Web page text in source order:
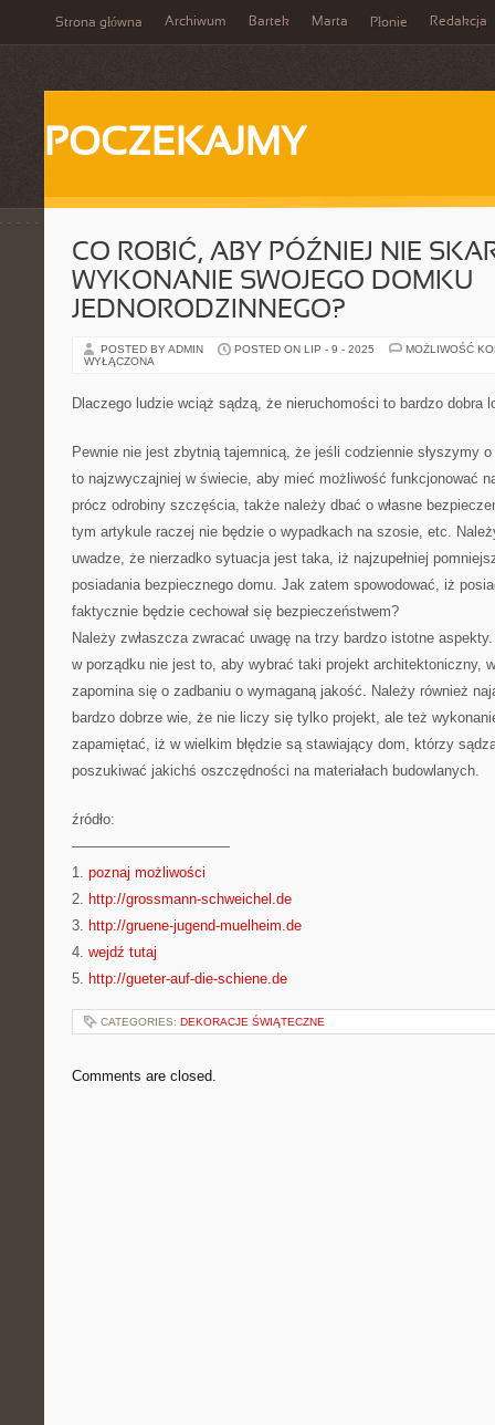
Strona główna Archiwum Bartek Marta Płonie Redakcja
POCZEKAJMY
CO ROBIĆ, ABY PÓŹNIEJ NIE
WYKONANIE SWOJEGO DOMKU
JEDNORODZINNEGO?
POSTED BY ADMIN POSTED ON LIP - 9 - 2025
MOŻLIWOŚĆ
WYŁĄCZONA
Dlaczego ludzie wciąż sądzą, że nieruchomości to bardzo dobra
Pewnie nie jest zbytnią tajemnicą, że jeśli codziennie słyszymy
to najzwyczajniej w świecie, aby mieć możliwość funkcjonować
prócz odrobiny szczęścia, także należy dbać o własne
tym artykule raczej nie będzie o wypadkach na szosie, etc.
uwadze, że nierzadko sytuacja jest taka, iż najzupełniej
posiadania bezpiecznego domu. Jak zatem spowodować, iż
faktycznie będzie cechował się bezpieczeństwem?
Należy zwłaszcza zwracać uwagę na trzy bardzo istotne
w porządku nie jest to, aby wybrać taki projekt architektoniczny,
zapomina się o zadbaniu o wymaganą jakość. Należy również
bardzo dobrze wie, że nie liczy się tylko projekt, ale też
zapamiętać, iż w wielkim błędzie są stawiający dom, którzy
poszukiwać jakichś oszczędności na materiałach budowlanych.
źródło:
———————————
1. poznaj możliwości
2. http://grossmann-schweichel.de
3. http://gruene-jugend-muelheim.de
4. wejdź tutaj
5. http://gueter-auf-die-schiene.de
CATEGORIES: DEKORACJE ŚWIĄTECZNE
Comments are closed.